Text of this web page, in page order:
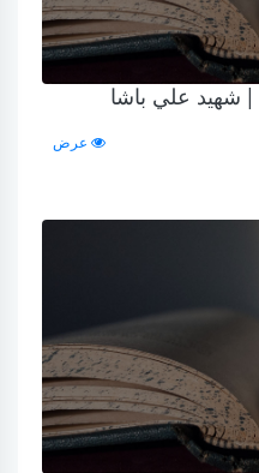
| شهيد علي باشا
عرض